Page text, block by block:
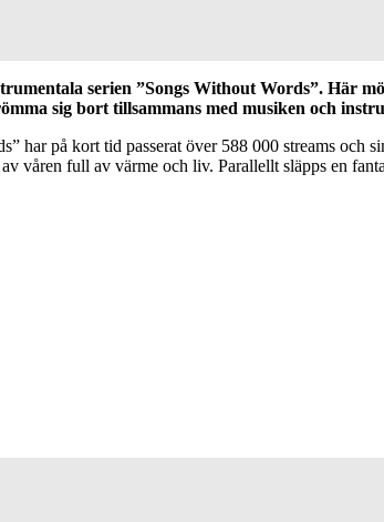
serien ”Songs Without Words”. Här
sig bort tillsammans med musiken och
har på kort tid passerat över 588 000 streams
våren full av värme och liv. Parallellt släpps en